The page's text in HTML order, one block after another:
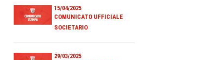
15/04/2025
COMUNICATO UFFICIALE
SOCIETARIO
29/03/2025